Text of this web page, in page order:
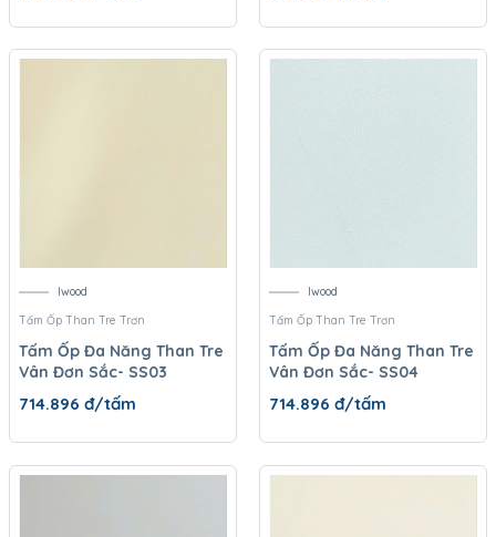
Iwood
Tấm Ốp Than Tre Trơn
Tấm Ốp Đa Năng Than Tre
Vân Đơn Sắc- SS03
714.896 đ/tấm
Iwood
Tấm Ốp Than Tre Trơn
Tấm Ốp Đa Năng Than Tre
Vân Đơn Sắc- SS04
714.896 đ/tấm